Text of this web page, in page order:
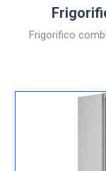
Frigorifico